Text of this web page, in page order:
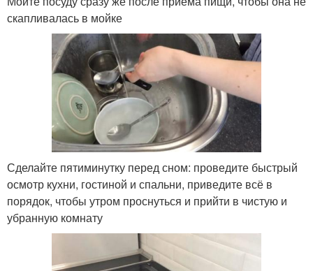
скапливалась в мойке
Сделайте пятиминутку перед сном: проведите быстрый
осмотр кухни, гостиной и спальни, приведите всё в
порядок, чтобы утром проснуться и прийти в чистую и
убранную комнату